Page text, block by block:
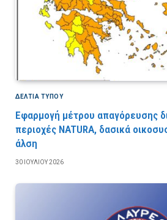
ΔΕΛΤΙΑ ΤΥΠΟΥ
Εφαρμογή μέτρου απαγόρευσης
περιοχές NATURA, δασικά
άλση
30 ΙΟΥΛΊΟΥ 2026